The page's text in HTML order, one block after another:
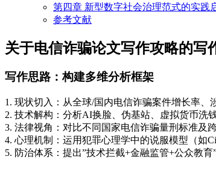
第四章 新型数字社会治理范式的实践
参考文献
关于电信诈骗论文写作攻略的写
写作思路：构建多维分析框架
1. 现状切入：从全球/国内电信诈骗案件增长率、
2. 技术解构：分析AI换脸、伪基站、虚拟货币洗
3. 法律视角：对比不同国家电信诈骗量刑标准及
4. 心理机制：运用犯罪心理学中的说服模型（如
5. 防治体系：提出”技术拦截+金融监管+公众教